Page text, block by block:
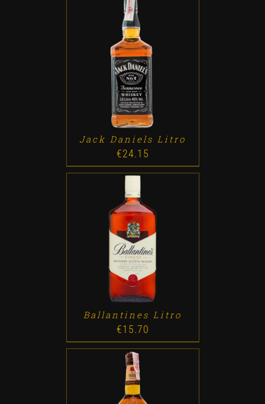
ADD TO CART / DETALLES
Jack Daniels Litro
€24.15
ADD TO CART /
Ballantines Litro
€15.70